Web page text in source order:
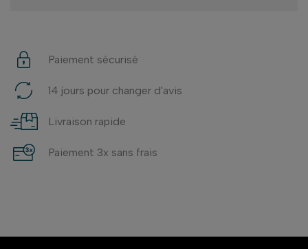
Paiement sécurisé
14 jours pour changer d'avis
Livraison rapide
Paiement 3x sans frais